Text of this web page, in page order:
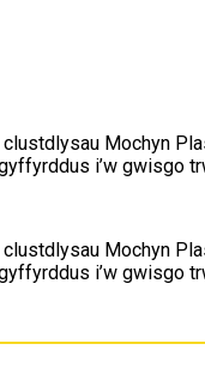
clustdlysau Mochyn
i’w gwisgo
clustdlysau Mochyn
i’w gwisgo